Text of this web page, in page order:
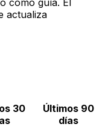
como guía. El
actualiza
30
Últimos 90
días